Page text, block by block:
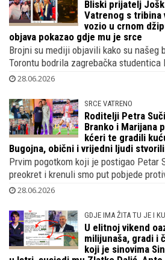
Pred nama je 3. srpnja važna utakmica
pitaju hoće li se Gvardiol vratiti u
29.06.2026
ŠUŠKA SE ŠUŠKA....
objava pokazao gdje mu je srce
Brojni su mediji objavili kako su našeg
Torontu bodrila zagrebačka studentica
28.06.2026
SRCE VATRENO
Roditelji Petra
Bugojna, obični i vrijedni ljudi stvorili
Prvim pogotkom koji je postigao Petar
preokret i krenuli smo put pobjede
28.06.2026